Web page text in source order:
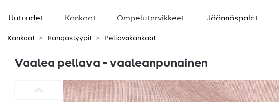
Uutuudet Kankaat Ompelutarvikkeet Jäännöspalat
Kankaat Kangastyypit Pellavakankaat
Vaalea pellava - vaaleanpunainen